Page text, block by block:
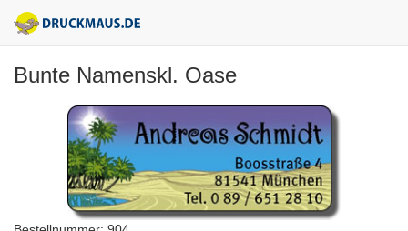
Bunte Namenskl. Oase